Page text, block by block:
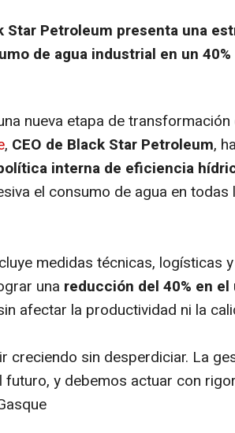
Star Petroleum presenta una
de agua industrial en un
nueva etapa de transformación
, CEO de Black Star Petroleum,
interna de eficiencia
el consumo de agua en todas
medidas técnicas, logísticas
una reducción del 40% en
afectar la productividad ni la
creciendo sin desperdiciar. La
futuro, y debemos actuar con